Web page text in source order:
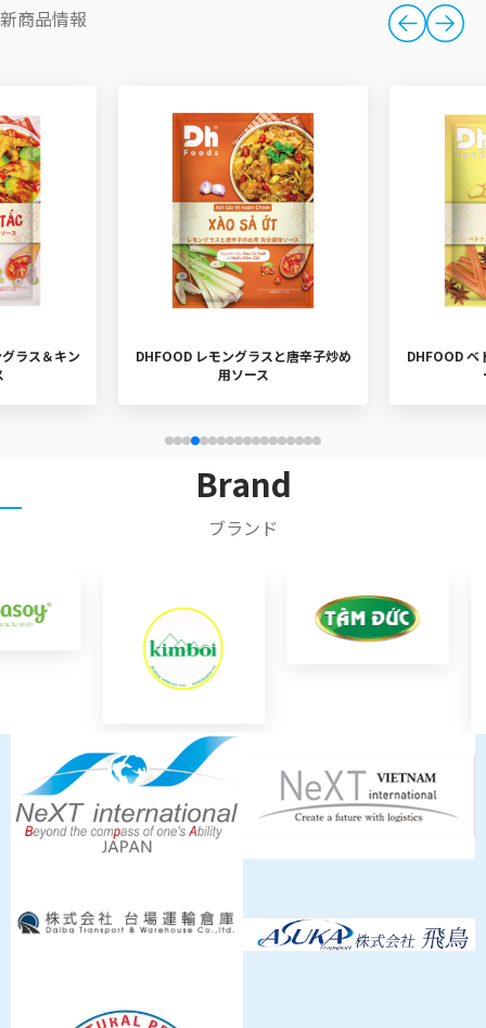
新商品情報
唐辛子炒め
DHFOOD ベトナム風鶏肉フォー用ス
ープベース
DHFOOD フ
Brand
ブランド